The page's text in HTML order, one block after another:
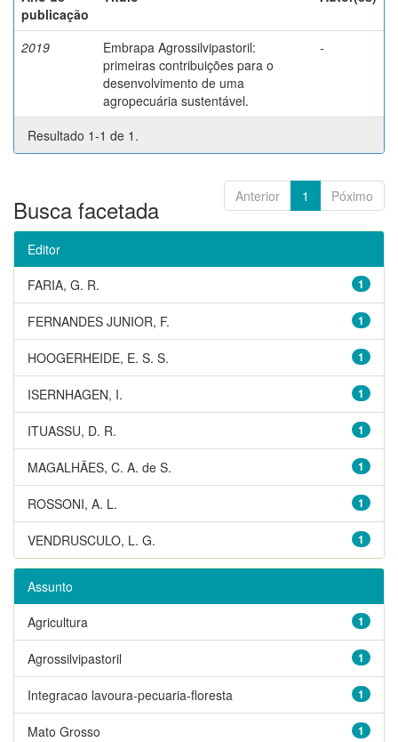
publicação
2019
Embrapa Agrossilvipastoril:
primeiras contribuições para o
desenvolvimento de uma
agropecuária sustentável.
-
Resultado 1-1 de 1.
Anterior 1 Póximo
Busca facetada
Editor
1
FARIA, G. R.
1
FERNANDES JUNIOR, F.
1
HOOGERHEIDE, E. S. S.
1
ISERNHAGEN, I.
1
ITUASSU, D. R.
1
MAGALHÃES, C. A. de S.
1
ROSSONI, A. L.
1
VENDRUSCULO, L. G.
Assunto
1
Agricultura
1
Agrossilvipastoril
1
Integracao lavoura-pecuaria-floresta
1
Mato Grosso